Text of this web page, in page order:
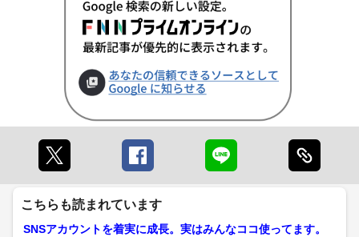
こちらも読まれています
SNSアカウントを着実に成長。実はみんなココ使ってます。